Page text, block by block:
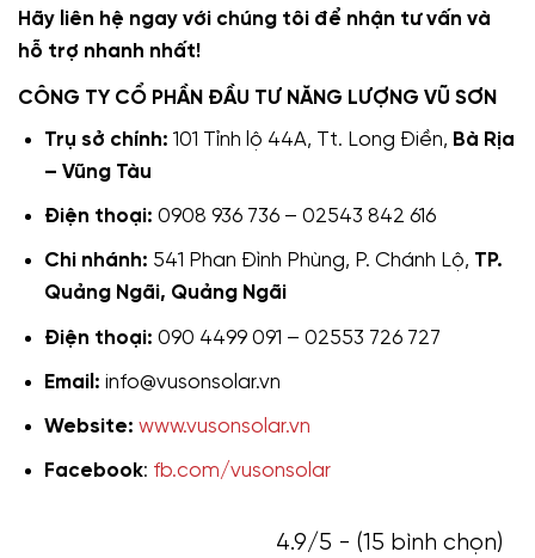
Hãy liên hệ ngay với chúng tôi để nhận tư vấn và
hỗ trợ nhanh nhất!
CÔNG TY CỔ PHẦN ĐẦU TƯ NĂNG LƯỢNG VŨ SƠN
Trụ sở chính: 101 Tỉnh lộ 44A, Tt. Long Điền, Bà Rịa
– Vũng Tàu
Điện thoại: 0908 936 736 – 02543 842 616
Chi nhánh: 541 Phan Đình Phùng, P. Chánh Lộ, TP.
Quảng Ngãi, Quảng Ngãi
Điện thoại: 090 4499 091 – 02553 726 727
Email: info@vusonsolar.vn
Website: www.vusonsolar.vn
Facebook: fb.com/vusonsolar
4.9/5 - (15 bình chọn)